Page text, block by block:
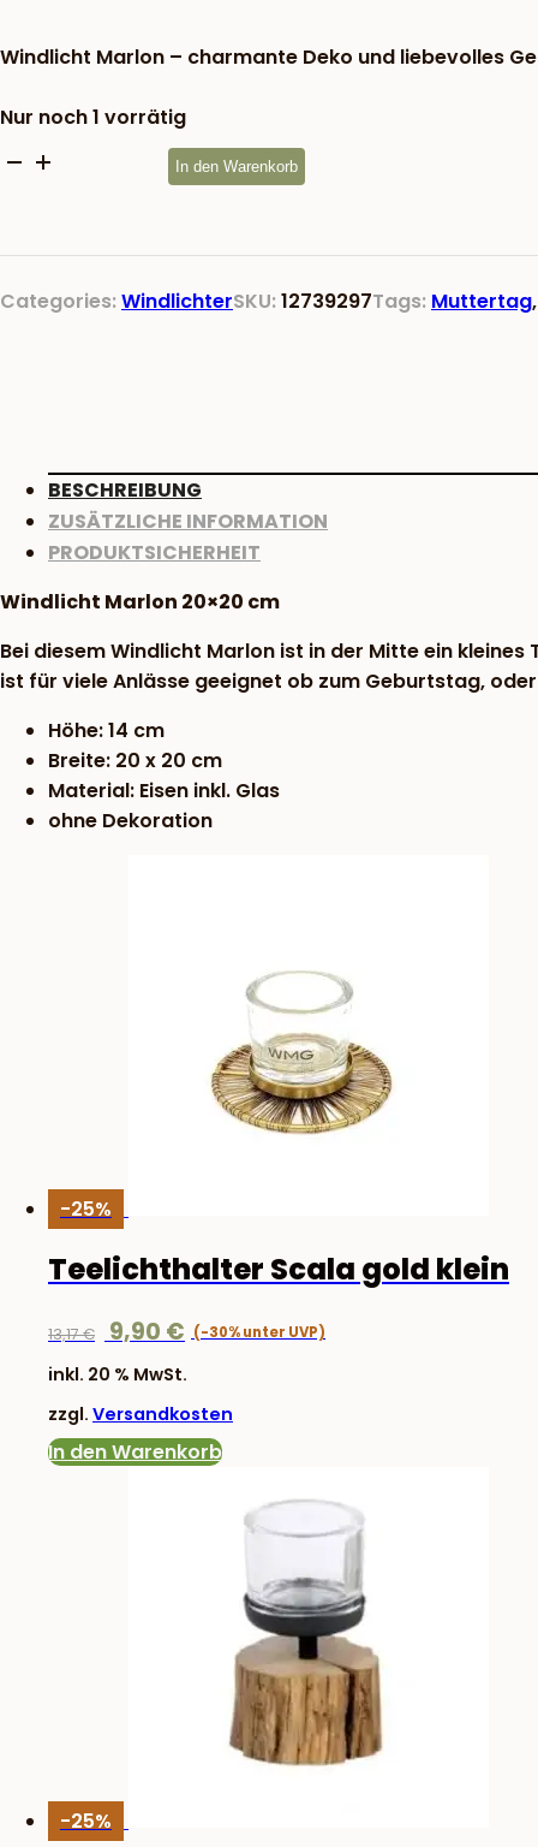
23,17 €
Windlicht Marlon – charmante Deko und liebevolles
Nur noch 1 vorrätig
Windlicht
cm
In den Warenkorb
Categories:WindlichterSKU:12739297Tags: Muttertag
BESCHREIBUNG
ZUSÄTZLICHE INFORMATION
PRODUKTSICHERHEIT
Windlicht Marlon 20×20 cm
Bei diesem Windlicht Marlon ist in der Mitte ein
ist für viele Anlässe geeignet ob zum Geburtstag,
Höhe: 14 cm
Breite: 20 x 20 cm
Material: Eisen inkl. Glas
ohne Dekoration
-25%
Teelichthalter Scala gold klein
13,17€
Ursprünglicher
war:
13,17 €
9,90 €
inkl. 20 % MwSt.
zzgl. Versandkosten
In den Warenkorb
-25%